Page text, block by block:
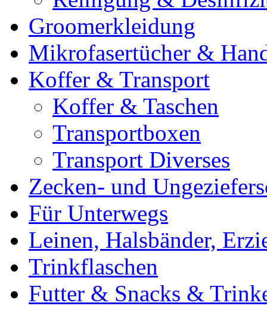
Groomerkleidung
Mikrofasertücher &
Koffer & Transport
Koffer & Taschen
Transportboxen
Transport Diverses
Zecken- und
Für Unterwegs
Leinen, Halsbänder,
Trinkflaschen
Futter & Snacks &